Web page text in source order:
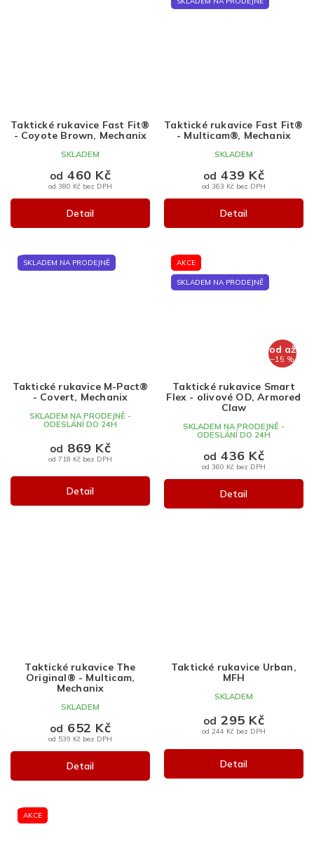
Taktické rukavice Fast Fit®
- Coyote Brown, Mechanix
SKLADEM
od 380 Kč bez DPH
od 460 Kč
Detail
Taktické rukavice Fast Fit®
- Multicam®, Mechanix
SKLADEM
od 363 Kč bez DPH
od 439 Kč
Detail
SKLADEM NA PRODEJNĚ
Taktické rukavice M-Pact®
- Covert, Mechanix
SKLADEM NA PRODEJNĚ -
ODESLÁNÍ DO 24H
od 718 Kč bez DPH
od 869 Kč
Detail
AKCE
SKLADEM NA PRODEJNĚ
od až
–15 %
Taktické rukavice Smart
Flex - olivové OD, Armored
Claw
SKLADEM NA PRODEJNĚ -
ODESLÁNÍ DO 24H
od 360 Kč bez DPH
od 436 Kč
Detail
Taktické rukavice The
Original® - Multicam,
Mechanix
SKLADEM
od 539 Kč bez DPH
od 652 Kč
Detail
Taktické rukavice Urban,
MFH
SKLADEM
od 244 Kč bez DPH
od 295 Kč
Detail
AKCE